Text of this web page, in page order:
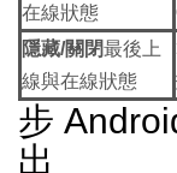
在線狀態
隱藏/關閉最後上
線與在線狀態
步
出